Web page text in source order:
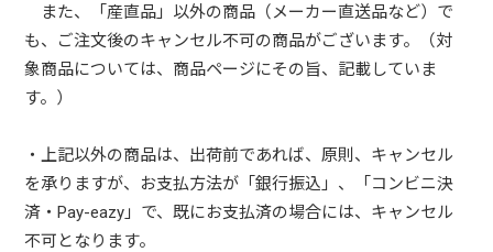
また、「産直品」以外の商品（メーカー直送品など）で
も、ご注文後のキャンセル不可の商品がございます。（対
象商品については、商品ページにその旨、記載していま
す。）
・上記以外の商品は、出荷前であれば、原則、キャンセル
を承りますが、お支払方法が「銀行振込」、「コンビニ決
済・Pay-eazy」で、既にお支払済の場合には、キャンセル
不可となります。